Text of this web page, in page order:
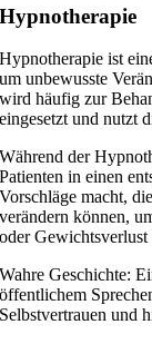
Hypnotherapie
Hypnotherapie ist
um unbewusste
wird häufig zur
eingesetzt und nutzt
Während der
Patienten in einen
Vorschläge macht,
verändern können,
oder Gewichtsverlust
Wahre Geschichte:
öffentlichem
Selbstvertrauen und